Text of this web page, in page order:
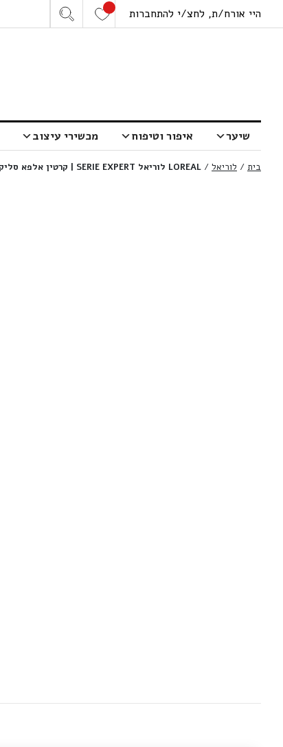
היי אורח/ת, לחצ/י להתחברות
שיער איפור וטיפוח מכשירי עיצוב
בית / לוריאל / LOREAL לוריאל SERIE EXPERT | קרטין אלפא סליק Keratin Alpha Sleek מסכה מקצועית ללא סולפט להחלקה ושליטה בפריזיות | 500 מ”ל